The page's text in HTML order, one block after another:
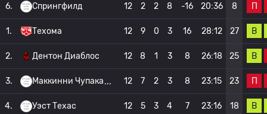
6. Спрингфилд 12 2 2 8 -16 20:36 8 П
1. Техома 12 9 0 3 16 28:12 27 В
2. Дентон Диаблос 12 8 1 3 8 26:18 25 В
3. Маккинни Чупака 12 7 2 3 8 23:15 23 П
4. Уэст Техас 12 5 3 4 7 23:16 18 В